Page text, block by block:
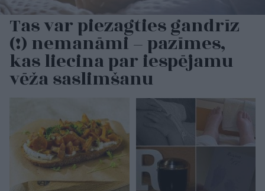
Tas var piezagties gandrīz
(!) nemanāmi – pazīmes,
kas liecina par iespējamu
vēža saslimšanu